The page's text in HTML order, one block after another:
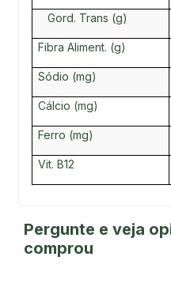
Gord. Trans (g)
Fibra Aliment. (g)
Sódio (mg)
Cálcio (mg)
Ferro (mg)
Vit. B12
Pergunte e veja
comprou